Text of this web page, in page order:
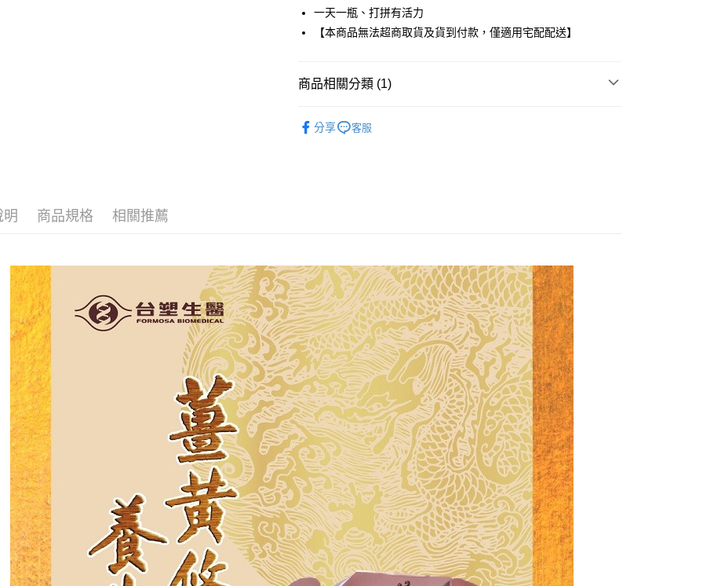
合作金庫商業銀行
華南商業銀行
彰化商業銀行
臺灣中小企業銀行
匯豐（台灣）商業銀行
元大商業銀行
LINE Pay
Google Pay
3.實際核准額度、可分期數及費用金額請依後續交易確認頁面所載為準。
4.訂單成立30分鐘內，如未前往確認交易或遇審核未通過，訂單將自動取
消。如遇「轉專審核」未通過狀況，表示未達大哥付你分期系統評分，恕
無法說明評估內容。
【繳款方式說明】
1.分期款項不併入電信帳單，「大哥付你分期」於每月結算日後寄送繳費提
醒簡訊。
2.透過簡訊連結打開帳單後，可選擇「超商條碼／台灣大直營門市／銀行轉
帳／街口支付／iPASS MONEY」等通路繳費。
【注意事項】
1.本服務係由「台灣大哥大股份有限公司」（以下簡稱本公司）所提供，讓
用戶於交易時，得透過本服務購買商品或服務，並由商店將買賣／分期付
款買賣價金債權讓與本公司後，依約使用本公司帳單繳交帳款。
2.基於同意付款使用「大哥付你分期」之契約關係目的，商店將以您的個人
資料（包含姓名、電話或地址）提供予台灣大哥大進項蒐集、處理及利
用，由本公司與您本人進行分期帳單所需資料之確認、核對及更正。
3.完整用戶服務條款，請詳閱以下連結：https://oppay.tw/userRule
便利好安心！
１．簡單：不需註冊會員、不需綁卡、不需儲值。
２．便利：只要手機號碼，簡訊認證，即可結帳。
３．安心：先確認商品／服務後，再付款。
【「AFTEE先享後付」結帳流程】
１．於結帳方式選擇「AFTEE先享後付」後，將跳轉至「AFTEE先享後
付」結帳頁面，進行簡訊認證並確認金額後，即可完成結帳。
２．訂單成立數日內，您將收到繳費通知簡訊。
３．收到繳費通知簡訊後14天內，點擊此簡訊中的連結，可透過四大超商
／ATM／網路銀行／等多元方式進行付款，方視為交易完成。
※ 請注意：結帳手續完成當下不需立刻繳費，但若您需要取消訂單，請聯
絡購買商品的店家。未經商家同意取消之訂單仍視為有效，需透過AFTEE
先享後付繳納相關費用。
※ 交易是否成功請以「AFTEE先享後付 」之結帳頁面顯示為準，若有關於
是否繳費成功／繳費後需取消欲退款等相關疑問，請聯繫「AFTEE先享後
付客戶支援中心」https://netprotections.freshdesk.com/support/home
【注意事項】
１．透過由恩沛科技股份有限公司提供之「AFTEE先享後付」服務完成之
交易，需依本服務之必要範圍內提供個人資料，並將交易相關給付款項請
求債權轉讓予恩沛科技股份有限公司。
２．關於個人資料處理事宜，請瀏覽以下網址：
相關說明
「Hami Point」為中華電信所提供之點數服務，可於會員專區綁定中華電
信會員帳號後，即可在購物車使用 Hami Point 折抵消費金額 (1點等於1
元)。
ATM付款
運送方式
宅配
每筆NT$90，滿NT$1,000(含以上)免運費
一天一瓶、打拼有活力
【本商品無法超商取貨及貨到付款，僅適用宅配配送】
商品相關分類 (1)
分享
客服
明 商品規格 相關推薦